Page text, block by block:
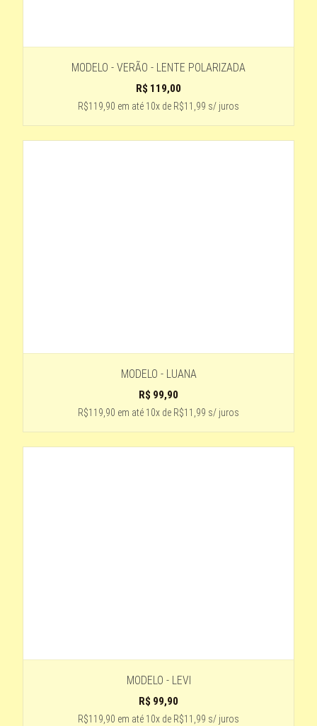
MODELO - VERÃO - LENTE POLARIZADA
R$ 119,00
R$119,90 em até 10x de R$11,99 s/ juros
MODELO - LUANA
R$ 99,90
R$119,90 em até 10x de R$11,99 s/ juros
MODELO - LEVI
R$ 99,90
R$119,90 em até 10x de R$11,99 s/ juros